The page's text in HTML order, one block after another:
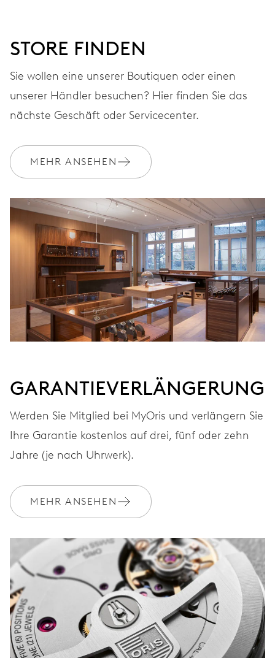
GARANTIE 2 Jahre
Werden Sie Mitglied bei MyOris und verlängern Sie Ihre Garantie
STORE FINDEN
Sie wollen eine unserer Boutiquen oder einen
unserer Händler besuchen? Hier finden Sie das
nächste Geschäft oder Servicecenter.
MEHR ANSEHEN
GARANTIEVERLÄNGERUNG
Werden Sie Mitglied bei MyOris und verlängern Sie
Ihre Garantie kostenlos auf drei, fünf oder zehn
Jahre (je nach Uhrwerk).
MEHR ANSEHEN